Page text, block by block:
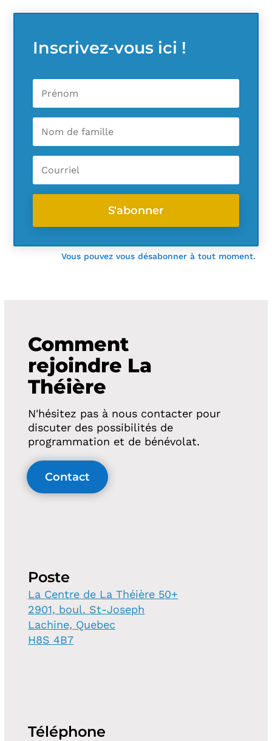
Inscrivez-vous ici !
S'abonner
Vous pouvez vous désabonner à tout moment.
Comment
rejoindre La
Théière
N'hésitez pas à nous contacter pour
discuter des possibilités de
programmation et de bénévolat.
Contact
Poste
La Centre de La Théière 50+
2901, boul. St-Joseph
Lachine, Quebec
H8S 4B7
Téléphone